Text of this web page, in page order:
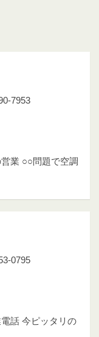
7953
業 ○○問題で空調
0795
話 今ピッタリの